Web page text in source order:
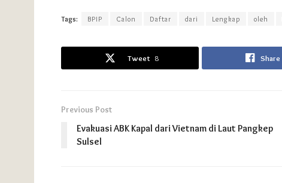
Tags: BPIP Calon Daftar dari Lengkap oleh
Tweet 8 Share
Previous Post
Evakuasi ABK Kapal dari Vietnam di Laut Pangkep
Sulsel